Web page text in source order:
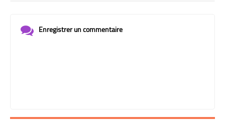
Enregistrer un commentaire